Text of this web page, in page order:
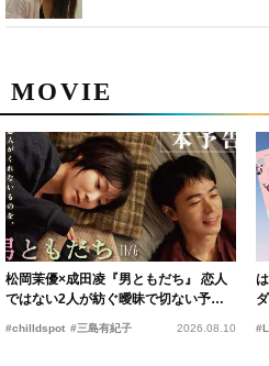
MOVIE
松岡茉優×成田凌『男ともだち』 恋人
ではない2人が紡ぐ曖昧で切ない予告
#chilldspot #三島有紀子 2026.08.10